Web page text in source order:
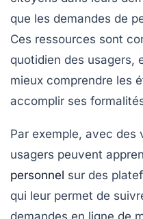
que les demandes de
Ces ressources sont
quotidien des usagers,
mieux comprendre les
accomplir ses
Par exemple, avec des
usagers peuvent
personnel sur des
qui leur permet de